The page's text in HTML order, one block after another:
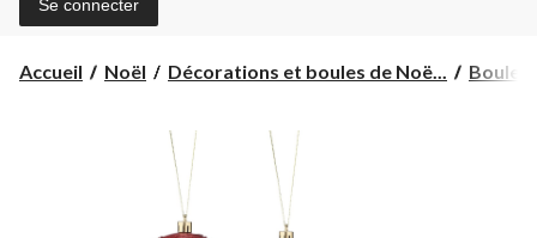
Se connecter
Accueil Noël Décorations et boules de Noë... Boules